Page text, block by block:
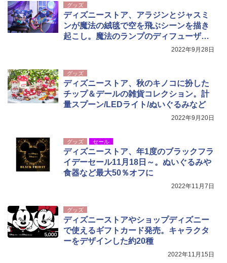
関の購入実績 登山・キャンプ・アウトドア・
防災用品 長期保存可能 緊急時用 日本国内発
送
ポインターライト 強力 小型 緑色/赤色/青紫色
USB充電式 高精度 超長距離照射 長時間使用
可能 安全ロック付き 高安全性 金属製耐久 コ
ンパクト多機能設計 持ち運び便利 アウトド
ア/オフィス/教育現場/展示会用 緑
グッズ
ディズニーストア、アラジンとジャスミ
ンが魔法の絨毯で空を飛ぶシーンを描き
起こし。魔法のランプのディフューザー
2022年9月28日
グッズ
ディズニーストア、秋のキノコに扮した
チップ＆デールの雑貨コレクション。計
量スプーン/LEDライト/ぬいぐるみなど
2022年9月20日
グッズ セール
ディズニーストア、年1度のブラックフラ
イデーセール11月18日～。ぬいぐるみや
食器など最大50％オフに
2022年11月7日
グッズ
ディズニーストアやショップディズニー
で使えるギフトカード発売。キャラクタ
ーをデザインした約20種
2022年11月15日